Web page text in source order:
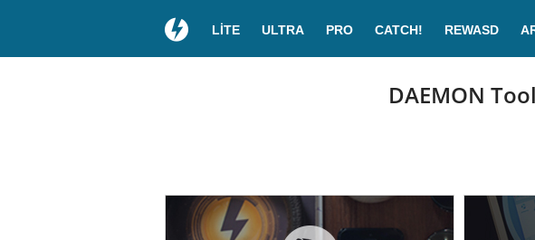
LITE ULTRA PRO CATCH! REWASD
DAEMON